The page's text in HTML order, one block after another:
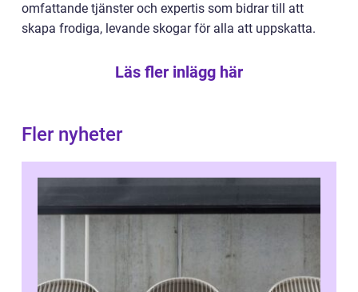
omfattande tjänster och expertis som bidrar till att
skapa frodiga, levande skogar för alla att uppskatta.
Läs fler inlägg här
Fler nyheter